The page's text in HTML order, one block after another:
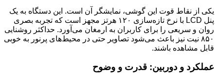
یکی از نقاط قوت این گوشی، نمایشگر آن است. این دستگاه به یک
پنل LCD با نرخ تازه‌سازی ۱۲۰ هرتز مجهز است که تجربه بصری
روان و سریعی را برای کاربران به ارمغان می‌آورد. حداکثر روشنایی
۸۵۰ نیت نیز باعث می‌شود تصاویر حتی در محیط‌های پرنور به خوبی
قابل مشاهده باشند.
عملکرد و دوربین: قدرت و وضوح